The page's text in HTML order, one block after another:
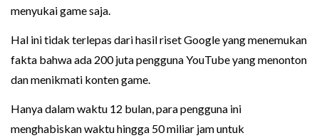
menyukai game saja.
Hal ini tidak terlepas dari hasil riset Google yang menemukan
fakta bahwa ada 200 juta pengguna YouTube yang menonton
dan menikmati konten game.
Hanya dalam waktu 12 bulan, para pengguna ini
menghabiskan waktu hingga 50 miliar jam untuk